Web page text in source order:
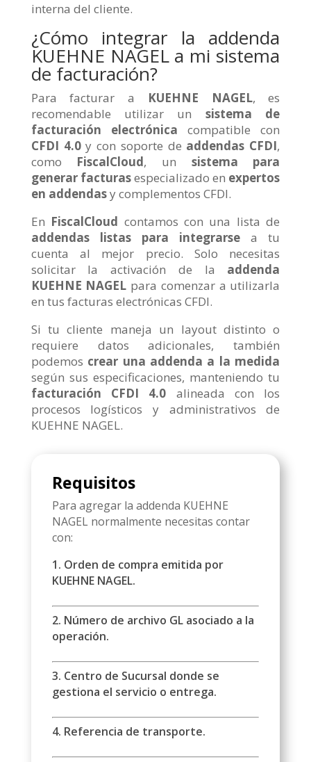
interna del cliente.
¿Cómo integrar la addenda
KUEHNE NAGEL a mi sistema
de facturación?
Para facturar a KUEHNE NAGEL, es
recomendable utilizar un sistema de
facturación electrónica compatible con
CFDI 4.0y con soporte de addendas CFDI,
como FiscalCloud, un sistema para
generar facturasespecializado en expertos
en addendasy complementos CFDI.
En FiscalCloud contamos con una lista de
addendas listas para integrarse a tu
cuenta al mejor precio. Solo necesitas
solicitar la activación de la addenda
KUEHNE NAGEL para comenzar a utilizarla
en tus facturas electrónicas CFDI.
Si tu cliente maneja un layout distinto o
requiere datos adicionales, también
podemos crear una addenda a la medida
según sus especificaciones, manteniendo tu
facturación CFDI 4.0 alineada con los
procesos logísticos y administrativos de
KUEHNE NAGEL.
Requisitos
Para agregar la addenda KUEHNE
NAGEL normalmente necesitas contar
con:
1. Orden de compra emitida por
KUEHNE NAGEL.
2. Número de archivo GL asociado a la
operación.
3. Centro de Sucursal donde se
gestiona el servicio o entrega.
4. Referencia de transporte.